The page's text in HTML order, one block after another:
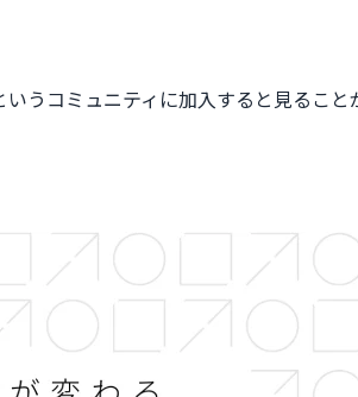
うコミュニティに加入すると見るこ